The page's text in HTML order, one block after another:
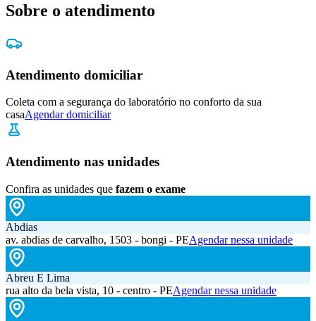
Sobre o atendimento
Atendimento domiciliar
Coleta com a segurança do laboratório no conforto da sua
casaAgendar domiciliar
Atendimento nas unidades
Confira as unidades que fazem o exame
Abdias
av. abdias de carvalho, 1503 - bongi - PEAgendar nessa unidade
Abreu E Lima
rua alto da bela vista, 10 - centro - PEAgendar nessa unidade